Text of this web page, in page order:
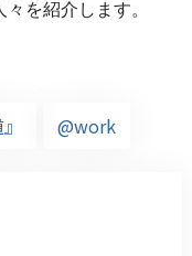
を紹介します。
@work